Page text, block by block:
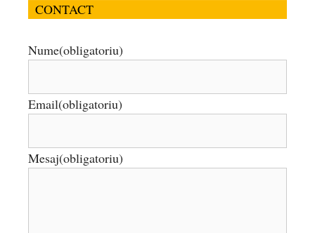
CONTACT
Nume(obligatoriu)
Email(obligatoriu)
Mesaj(obligatoriu)